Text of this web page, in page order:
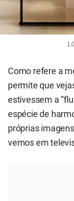
Como refere a
permite que
estivessem a
espécie de
próprias
vemos em